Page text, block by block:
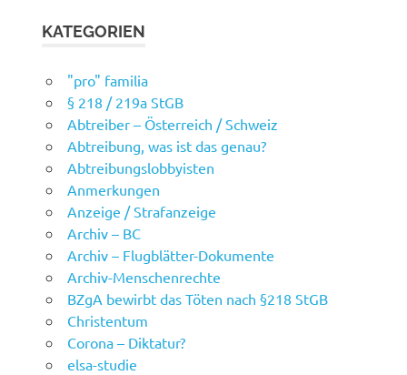
KATEGORIEN
"pro" familia
§ 218 / 219a StGB
Abtreiber – Österreich / Schweiz
Abtreibung, was ist das genau?
Abtreibungslobbyisten
Anmerkungen
Anzeige / Strafanzeige
Archiv – BC
Archiv – Flugblätter-Dokumente
Archiv-Menschenrechte
BZgA bewirbt das Töten nach §218 StGB
Christentum
Corona – Diktatur?
elsa-studie